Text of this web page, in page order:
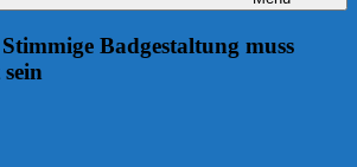
Badgestaltung muss